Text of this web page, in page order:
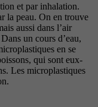
et par inhalation.
la peau. On en trouve
aussi dans l’air
un cours d’eau,
en se
qui sont eux-
Les microplastiques